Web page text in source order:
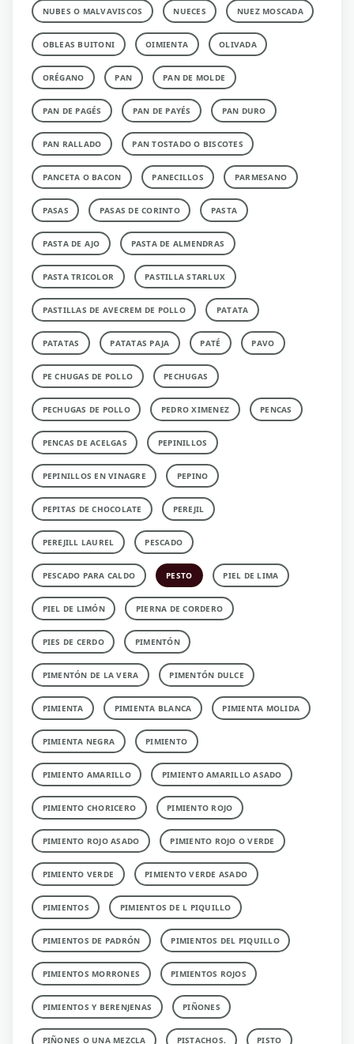
NUBES O MALVAVISCOS NUECES NUEZ MOSCADA
OBLEAS BUITONI OIMIENTA OLIVADA
ORÉGANO PAN PAN DE MOLDE
PAN DE PAGÉS PAN DE PAYÉS PAN DURO
PAN RALLADO PAN TOSTADO O BISCOTES
PANCETA O BACON PANECILLOS PARMESANO
PASAS PASAS DE CORINTO PASTA
PASTA DE AJO PASTA DE ALMENDRAS
PASTA TRICOLOR PASTILLA STARLUX
PASTILLAS DE AVECREM DE POLLO PATATA
PATATAS PATATAS PAJA PATÉ PAVO
PE CHUGAS DE POLLO PECHUGAS
PECHUGAS DE POLLO PEDRO XIMENEZ PENCAS
PENCAS DE ACELGAS PEPINILLOS
PEPINILLOS EN VINAGRE PEPINO
PEPITAS DE CHOCOLATE PEREJIL
PEREJILL LAUREL PESCADO
PESCADO PARA CALDO PESTO PIEL DE LIMA
PIEL DE LIMÓN PIERNA DE CORDERO
PIES DE CERDO PIMENTÓN
PIMENTÓN DE LA VERA PIMENTÓN DULCE
PIMIENTA PIMIENTA BLANCA PIMIENTA MOLIDA
PIMIENTA NEGRA PIMIENTO
PIMIENTO AMARILLO PIMIENTO AMARILLO ASADO
PIMIENTO CHORICERO PIMIENTO ROJO
PIMIENTO ROJO ASADO PIMIENTO ROJO O VERDE
PIMIENTO VERDE PIMIENTO VERDE ASADO
PIMIENTOS PIMIENTOS DE L PIQUILLO
PIMIENTOS DE PADRÓN PIMIENTOS DEL PIQUILLO
PIMIENTOS MORRONES PIMIENTOS ROJOS
PIMIENTOS Y BERENJENAS PIÑONES
PIÑONES O UNA MEZCLA PISTACHOS. PISTO